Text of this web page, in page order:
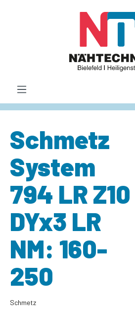
Schmetz
System
794 LR Z10
DYx3 LR
NM: 160-
250
Schmetz